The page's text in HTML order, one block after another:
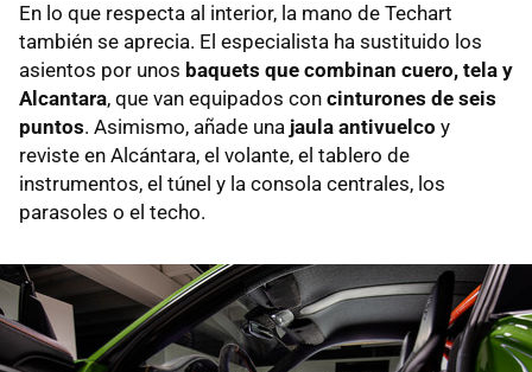
En lo que respecta al interior, la mano de Techart
también se aprecia. El especialista ha sustituido los
asientos por unos baquets que combinan cuero, tela y
Alcantara, que van equipados con cinturones de seis
puntos. Asimismo, añade una jaula antivuelco y
reviste en Alcántara, el volante, el tablero de
instrumentos, el túnel y la consola centrales, los
parasoles o el techo.